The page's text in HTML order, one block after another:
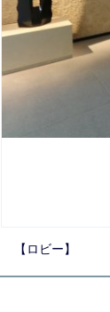
【ロビー】